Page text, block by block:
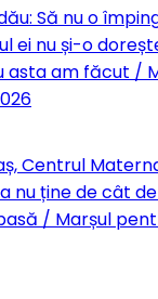
Să nu o
ei nu și-o
asta am făcut /
Centrul
nu ține de cât
/ Marșul